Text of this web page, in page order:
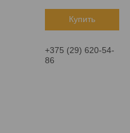
Купить
+375 (29) 620-54-
86